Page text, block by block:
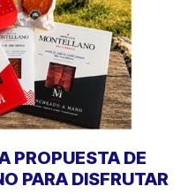
PROPUESTA DE
PARA DISFRUTAR